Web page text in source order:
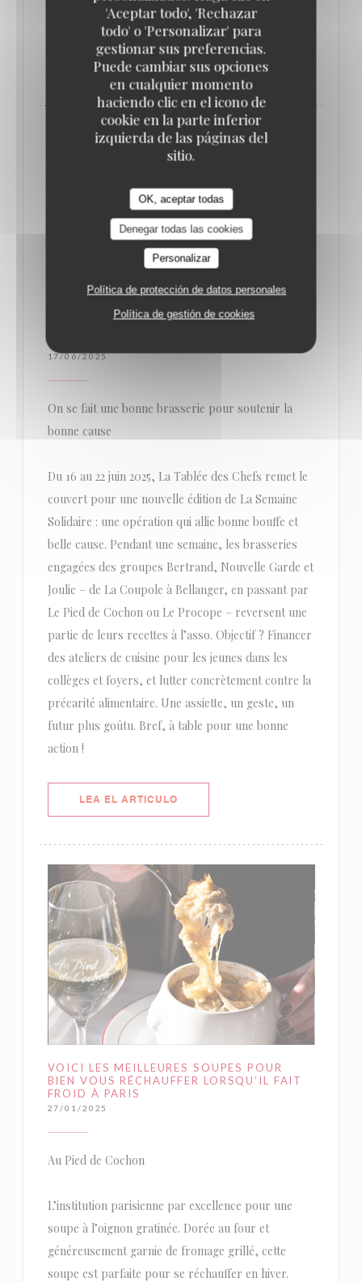
'Aceptar todo', 'Rechazar
todo' o 'Personalizar' para
gestionar sus preferencias.
Puede cambiar sus opciones
en cualquier momento
haciendo clic en el icono de
cookie en la parte inferior
izquierda de las páginas del
sitio.
OK, aceptar todas
Denegar todas las cookies
Personalizar
Política de protección de datos personales
Política de gestión de cookies
poignées dorées… en forme de pieds de cochon !
LEA EL ARTICULO ((ABRE EN UNA NUEVA
22 JUIN) // LE BONBON
17/06/2025
On se fait une bonne brasserie pour soutenir la
bonne cause
Du 16 au 22 juin 2025, La Tablée des Chefs remet le
couvert pour une nouvelle édition de La Semaine
Solidaire : une opération qui allie bonne bouffe et
belle cause. Pendant une semaine, les brasseries
engagées des groupes Bertrand, Nouvelle Garde et
Joulie – de La Coupole à Bellanger, en passant par
Le Pied de Cochon ou Le Procope – reversent une
partie de leurs recettes à l’asso. Objectif ? Financer
des ateliers de cuisine pour les jeunes dans les
collèges et foyers, et lutter concrètement contre la
précarité alimentaire. Une assiette, un geste, un
futur plus goûtu. Bref, à table pour une bonne
action !
LEA EL ARTICULO((ABRE EN UNA NUEVA
VOICI LES MEILLEURES SOUPES POUR
BIEN VOUS RÉCHAUFFER LORSQU’IL FAIT
FROID À PARIS
27/01/2025
Au Pied de Cochon
L’institution parisienne par excellence pour une
soupe à l’oignon gratinée. Dorée au four et
généreusement garnie de fromage grillé, cette
soupe est parfaite pour se réchauffer en hiver.